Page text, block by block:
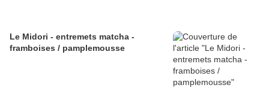
Le Midori - entremets matcha -
framboises / pamplemousse